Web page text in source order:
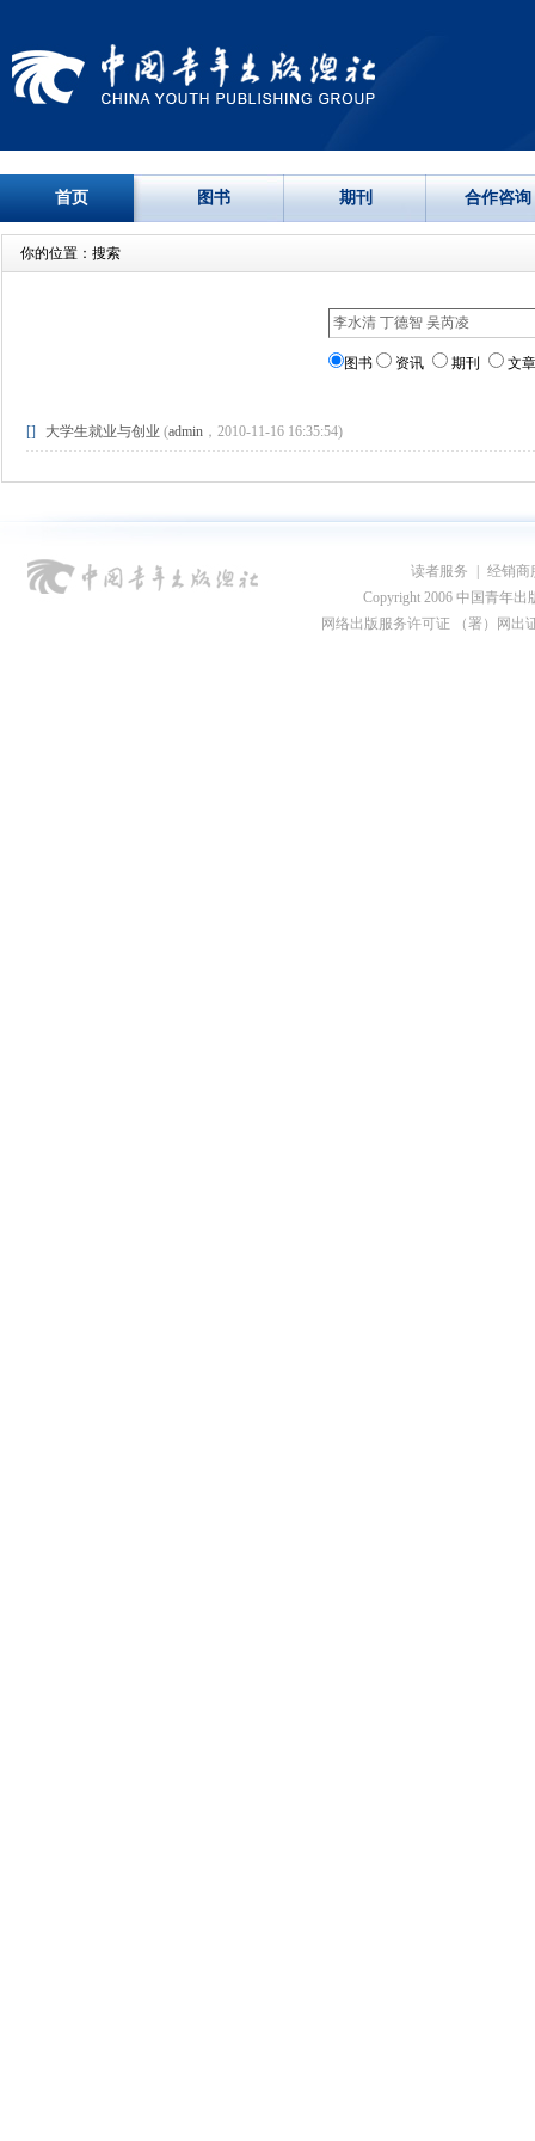
首页 图书 期刊 合作咨询
你的位置：搜索
图书 资讯 期刊 文章
[] 大学生就业与创业 (admin，2010-11-16 16:35:54)
读者服务
经销商
Copyright 2006 中国青年出
网络出版服务许可证 （署）网出